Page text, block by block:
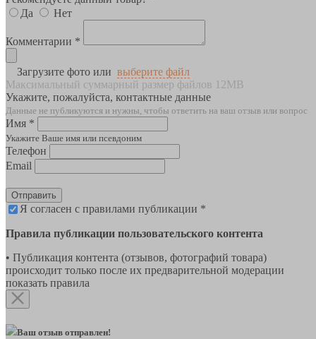
Да
Нет
Комментарии *
Загрузите фото или выберите файл
Максимальный суммарный размер файлов 12MB
Укажите, пожалуйста, контактные данные
Данные не публикуются и нужны, чтобы ответить на ваш отзыв или вопрос
Имя *
Укажите Ваше имя или псевдоним
Телефон
Email
Отправить
Я согласен с правилами публикации *
Правила публикации пользовательского контента
• Публикация контента (отзывов, фотографий товара)
происходит только после их предварительной модерации
показать правила
Ваш отзыв отправлен!